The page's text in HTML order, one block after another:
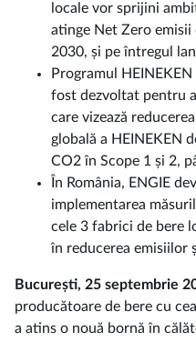
locale vor sprijini
atinge Net Zero emisii
2030, și pe întregul
Programul
fost dezvoltat pentru
care vizează
globală a HEINEKEN
CO2 în Scope 1 și 2,
În România, ENGIE
implementarea
cele 3 fabrici de bere
în reducerea emisiilor
București, 25 septembrie
producătoare de bere cu
a atins o nouă bornă în